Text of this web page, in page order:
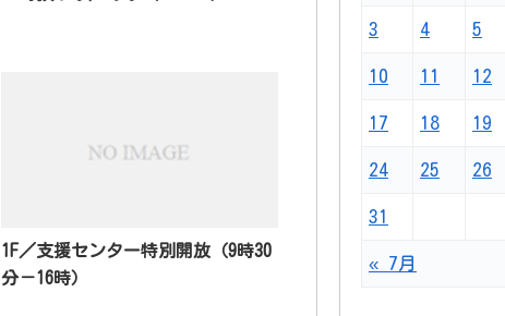
1F／支援センター特別開放（9時30
分－16時）
3 4 5
10 11 12
17 18 19
24 25 26
31
« 7月